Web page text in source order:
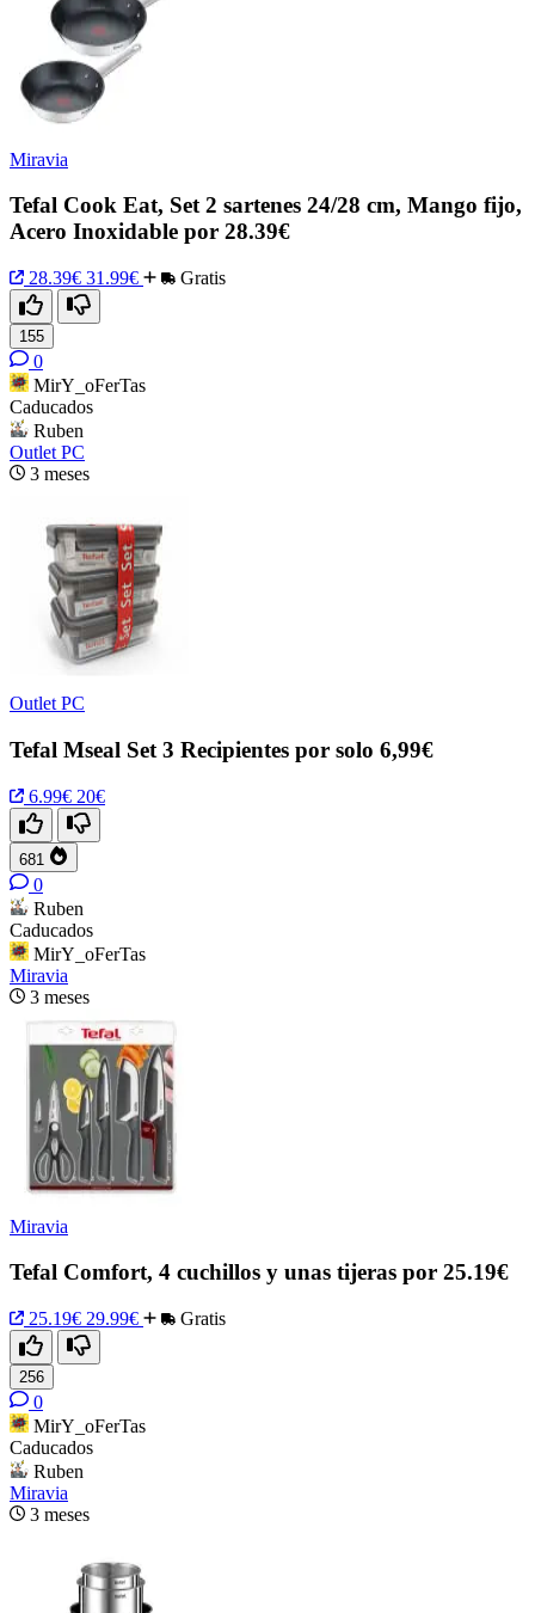
Miravia
Tefal Cook Eat, Set 2 sartenes 24/28 cm, Mango fijo,
Acero Inoxidable por 28.39€
28.39€ 31.99€ Gratis
155
0
MirY_oFerTas
Caducados
Ruben
Outlet PC
3 meses
Outlet PC
Tefal Mseal Set 3 Recipientes por solo 6,99€
6.99€ 20€
681
0
Ruben
Caducados
MirY_oFerTas
Miravia
3 meses
Miravia
Tefal Comfort, 4 cuchillos y unas tijeras por 25.19€
25.19€ 29.99€ Gratis
256
0
MirY_oFerTas
Caducados
Ruben
Miravia
3 meses